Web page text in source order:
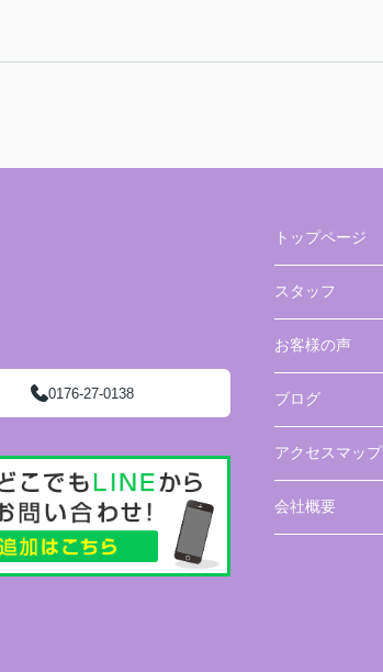
0176-27-0138
トップページ
スタッフ
お客様の声
ブログ
アクセスマップ
会社概要